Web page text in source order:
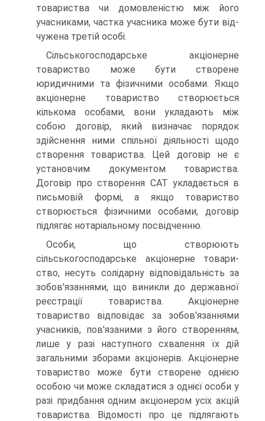
товариства чи домовленістю між його
учасниками, частка учасника може бути від­
чужена третій особі.
Сільськогосподарське акціонерне
товариство може бути створе­не
юридичними та фізичними особами. Якщо
акціонерне товариство створюється
кількома особами, вони укладають між
собою договір, який визначає порядок
здійснення ними спільної діяльності щодо
створення товариства. Цей договір не є
установчим документом това­риства.
Договір про створення САТ укладається в
письмовій формі, а якщо товариство
створюється фізичними особами, договір
підлягає нотаріальному посвідченню.
Особи, що створюють
сільськогосподарське акціонерне товари­
ство, несуть солідарну відповідальність за
зобов'язаннями, що виник­ли до державної
реєстрації товариства. Акціонерне
товариство відпо­відає за зобов'язаннями
учасників, пов'язаними з його створенням,
лише у разі наступного схвалення їх дій
загальними зборами акціоне­рів. Акціонерне
товариство може бути створене однією
особою чи може складатися з однієї особи у
разі придбання одним акціонером усіх акцій
товариства. Відомості про це підлягають